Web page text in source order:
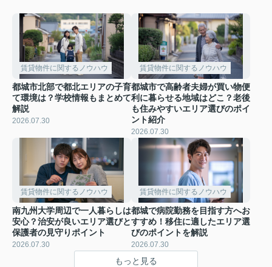
賃貸物件に関するノウハウ
都城市北部で都北エリアの子育
て環境は？学校情報もまとめて
解説
2026.07.30
賃貸物件に関するノウハウ
都城市で高齢者夫婦が買い物便
利に暮らせる地域はどこ？老後
も住みやすいエリア選びのポイ
ント紹介
2026.07.30
賃貸物件に関するノウハウ
南九州大学周辺で一人暮らしは
安心？治安が良いエリア選びと
保護者の見守りポイント
2026.07.30
賃貸物件に関するノウハウ
都城で病院勤務を目指す方へお
すすめ！移住に適したエリア選
びのポイントを解説
2026.07.30
もっと見る